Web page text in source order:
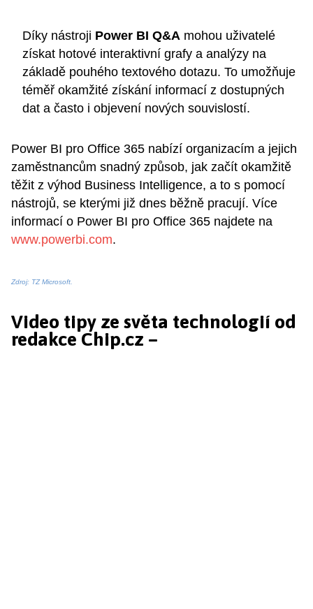
Díky nástroji Power BI Q&A mohou uživatelé
získat hotové interaktivní grafy a analýzy na
základě pouhého textového dotazu. To umožňuje
téměř okamžité získání informací z dostupných
dat a často i objevení nových souvislostí.
Power BI pro Office 365 nabízí organizacím a jejich
zaměstnancům snadný způsob, jak začít okamžitě
těžit z výhod Business Intelligence, a to s pomocí
nástrojů, se kterými již dnes běžně pracují. Více
informací o Power BI pro Office 365 najdete na
www.powerbi.com.
Zdroj: TZ Microsoft.
Video tipy ze světa technologií od
redakce Chip.cz –